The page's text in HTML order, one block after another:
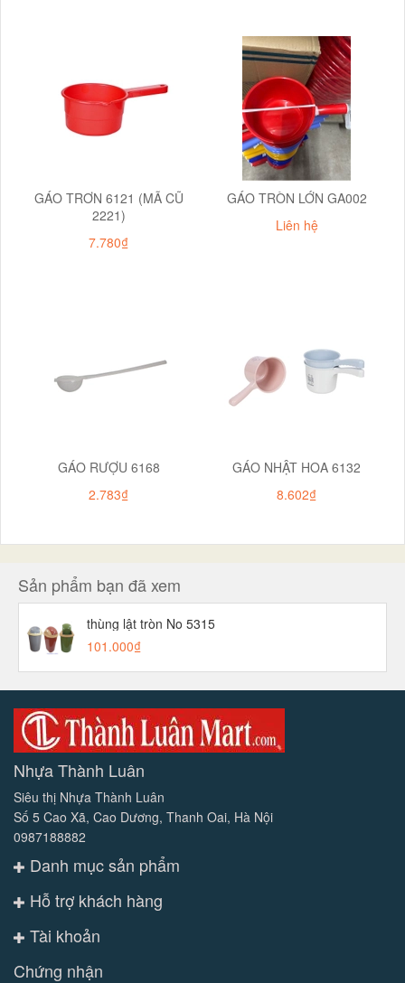
GÁO TRƠN 6121 (MÃ CŨ
2221)
7.780₫
GÁO TRÒN LỚN GA002
Liên hệ
GÁO RƯỢU 6168
2.783₫
GÁO NHẬT HOA 6132
8.602₫
Sản phẩm bạn đã xem
thùng lật tròn No 5315
101.000₫
Nhựa Thành Luân
Siêu thị Nhựa Thành Luân
Số 5 Cao Xã, Cao Dương, Thanh Oai, Hà Nội
0987188882
Danh mục sản phẩm
Hỗ trợ khách hàng
Tài khoản
Chứng nhận